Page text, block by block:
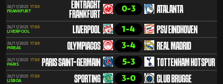
26/11/2025 17:00
FRANKFURT
EINTRACHT
FRANKFURT
0-3 ATALANTA
26/11/2025 17:00
LIVERPOOL LIVERPOOL 1-4 PSV EINDHOVEN
26/11/2025 17:00
PIREAS OLYMPIACOS 3-4 REAL MADRID
26/11/2025 17:00
PARIS PARIS SAINT-GERMAIN 5-3 TOTTENHAM HOTSPUR
26/11/2025 17:00
LISBOA SPORTING 3-0 CLUB BRUGGE